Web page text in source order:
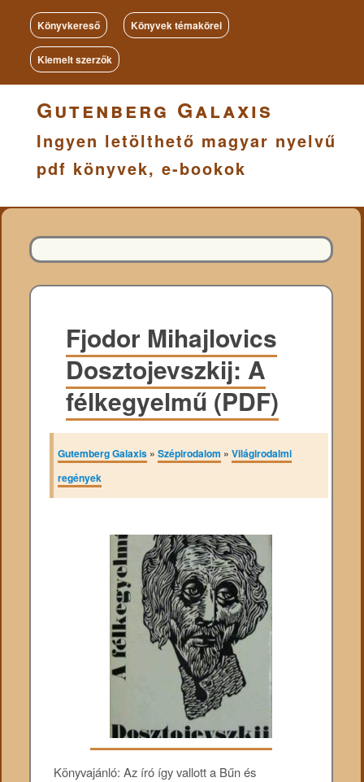
Könyvkereső Könyvek témakörei
Kiemelt szerzők
Gutenberg Galaxis
Ingyen letölthető magyar nyelvű
pdf könyvek, e-bookok
Fjodor Mihajlovics
Dosztojevszkij: A
félkegyelmű (PDF)
Gutemberg Galaxis »Szépirodalom »Világirodalmi
regények
Könyvajánló: Az író így vallott a Bűn és